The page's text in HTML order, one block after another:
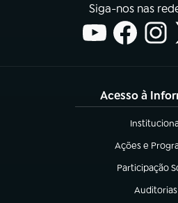
Siga-nos nas
Acesso à
(abre em
Ações e
(abre em nova
Participação
(abre em nova
Auditorias
(abre em